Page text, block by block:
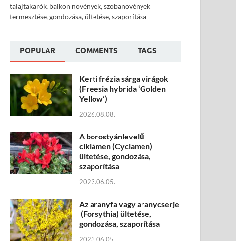
talajtakarók, balkon növények, szobanövények
termesztése, gondozása, ültetése, szaporítása
POPULAR COMMENTS TAGS
Kerti frézia sárga virágok
(Freesia hybrida ‘Golden
Yellow’)
2026.08.08.
A borostyánlevelű
ciklámen (Cyclamen)
ültetése, gondozása,
szaporítása
2023.06.05.
Az aranyfa vagy aranycserje
(Forsythia) ültetése,
gondozása, szaporítása
2023.06.05.